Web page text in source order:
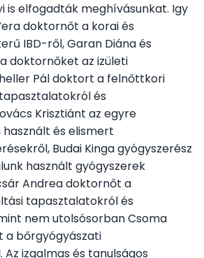
érdekességek
is elfogadták meghívásunkat. Igy
doktornőt a korai és
IBD-ről, Garan Diána és
doktornőket az izületi
Pál doktort a felnőttkori
és
Krisztiánt az egyre
és elismert
Budai Kinga gyógyszerész
használt gyógyszerek
Andrea doktornőt a
tapasztalatokról és
nem utolsósorban Csoma
a bőrgyógyászati
izgalmas és tanulságos